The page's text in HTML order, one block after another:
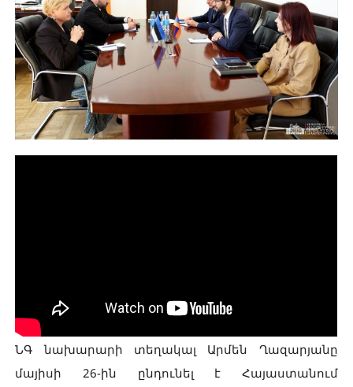
ՆԳ նախարարի տեղակալ Արմեն Ղազարյանը
մայիսի 26-ին ընդունել է Հայաստանում